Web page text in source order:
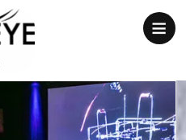
Show
notice